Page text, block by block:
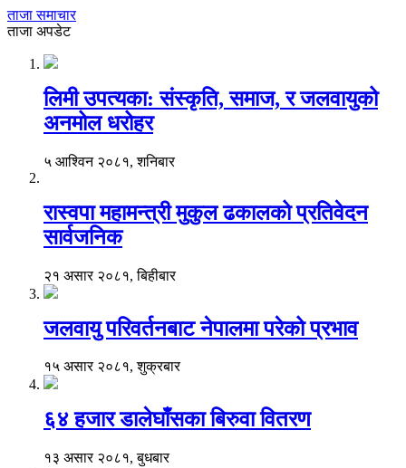
ताजा समाचार
ताजा अपडेट
लिमी उपत्यका: संस्कृति, समाज, र जलवायुको
अनमोल धरोहर
५ आश्विन २०८१, शनिबार
रास्वपा महामन्त्री मुकुल ढकालको प्रतिवेदन
सार्वजनिक
२१ असार २०८१, बिहीबार
जलवायु परिवर्तनबाट नेपालमा परेको प्रभाव
१५ असार २०८१, शुक्रबार
६४ हजार डालेघाँसका बिरुवा वितरण
१३ असार २०८१, बुधबार